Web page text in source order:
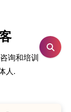
询和培训
人.